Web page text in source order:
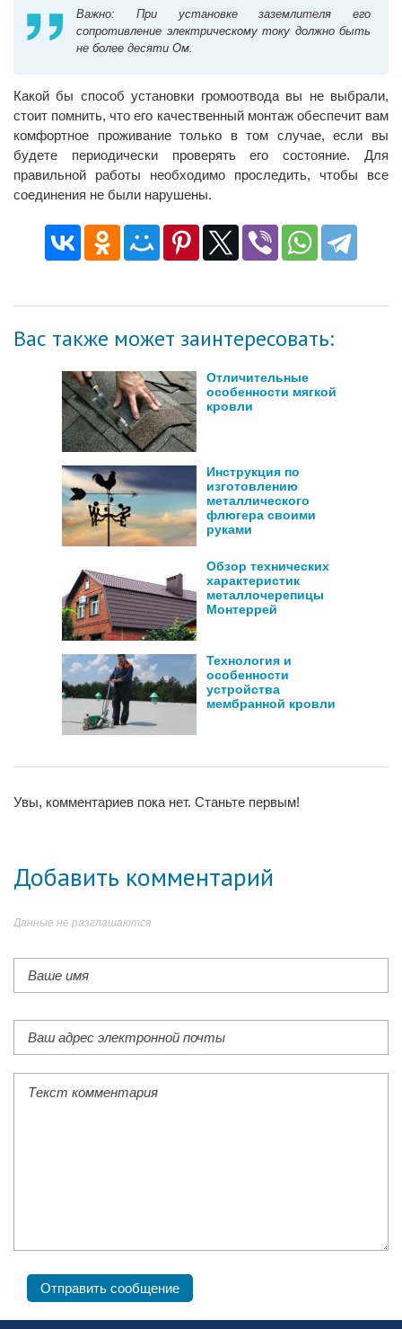
Важно: При установке заземлителя его
сопротивление электрическому току должно быть
не более десяти Ом.
Какой бы способ установки громоотвода вы не выбрали,
стоит помнить, что его качественный монтаж обеспечит вам
комфортное проживание только в том случае, если вы
будете периодически проверять его состояние. Для
правильной работы необходимо проследить, чтобы все
соединения не были нарушены.
Вас также может заинтересовать:
Отличительные
особенности мягкой
кровли
Инструкция по
изготовлению
металлического
флюгера своими
руками
Обзор технических
характеристик
металлочерепицы
Монтеррей
Технология и
особенности
устройства
мембранной кровли
Увы, комментариев пока нет. Станьте первым!
Добавить комментарий
Данные не разглашаются